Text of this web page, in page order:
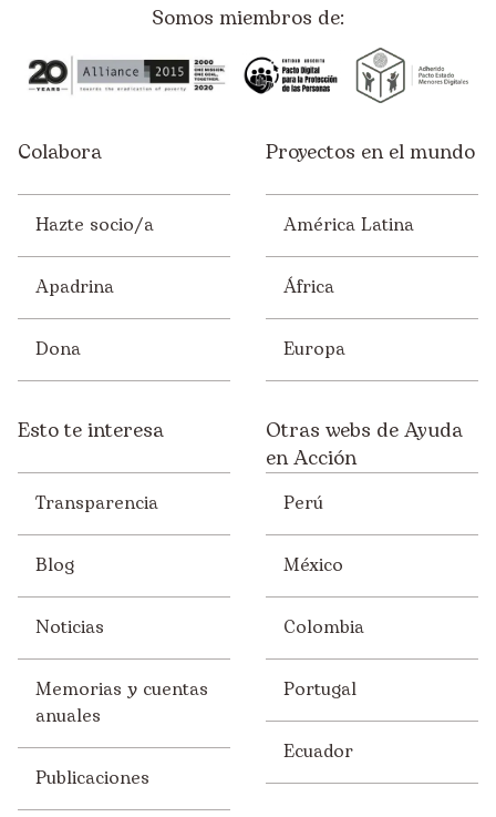
Somos miembros de:
Colabora
Hazte socio/a
Apadrina
Dona
Proyectos en el mundo
América Latina
África
Europa
Esto te interesa
Transparencia
Blog
Noticias
Memorias y cuentas
anuales
Publicaciones
Otras webs de Ayuda
en Acción
Perú
México
Colombia
Portugal
Ecuador